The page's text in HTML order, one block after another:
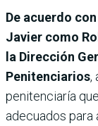
De acuerdo
Javier como
la Dirección
Penitenciarios,
penitenciaría
adecuados para